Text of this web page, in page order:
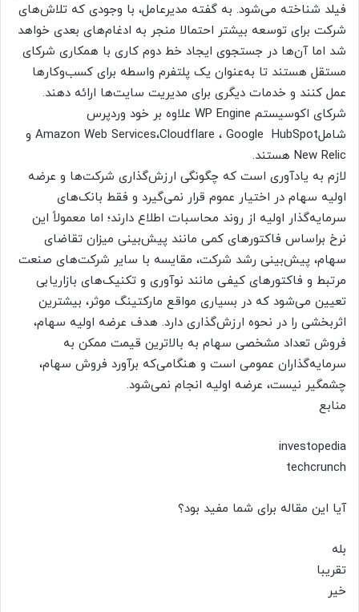
فیلد شناخته می‌شود. به گفته مدیرعامل، با وجودی که تلاش‌های
شرکت برای توسعه بیشتر احتمالا منجر به ادغام‌های بعدی خواهد
شد اما آن‌ها در جستجوی ایجاد خط دوم کاری با همکاری شرکای
مستقل هستند تا به‌عنوان یک پلتفرم واسطه برای کسب‌وکارها
عمل کنند و خدمات دیگری برای مدیریت سایت‌ها ارائه دهند.
شرکای اکوسیستم WP Engine علاوه بر خود وردپرس
شاملAmazon Web Services،Cloudflare ، Google HubSpot و
New Relic هستند.
لازم به یادآوری است که چگونگی ارزش‌گذاری شرکت‌ها و عرضه
اولیه سهام در اختیار عموم قرار نمی‌گیرد و فقط بانک‌های
سرمایه‌گذار اولیه از روند محاسبات اطلاع دارند؛ اما معمولاً این
نرخ براساس فاکتورهای کمی مانند پیش‌بینی میزان تقاضای
سهام، پیش‌بینی رشد شرکت، مقایسه با سایر شرکت‌های صنعت
مرتبط و فاکتورهای کیفی مانند نوآوری و تکنیک‌های بازاریابی
تعیین می‌شود که در بسیاری مواقع مارکتینگ موثر، بیشترین
اثربخشی را در نحوه ارزش‌گذاری دارد. هدف عرضه اولیه سهام،
فروش تعداد مشخصی سهام به بالاترین قیمت ممکن به
سرمایه‌گذاران عمومی است و هنگامی‌که برآورد فروش سهام،
چشمگیر نیست، عرضه اولیه انجام نمی‌شود.
منابع
investopedia
techcrunch
آیا این مقاله برای شما مفید بود؟
بله
تقریبا
خیر